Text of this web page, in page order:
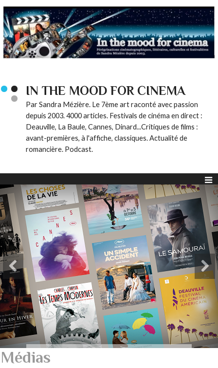
IN THE MOOD FOR CINEMA
Par Sandra Mézière. Le 7ème art raconté avec passion
depuis 2003. 4000 articles. Festivals de cinéma en direct :
Deauville, La Baule, Cannes, Dinard...Critiques de films :
avant-premières, à l'affiche, classiques. Actualité de
romancière. Podcast.
Médias